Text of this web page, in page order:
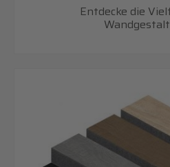
Entdecke die